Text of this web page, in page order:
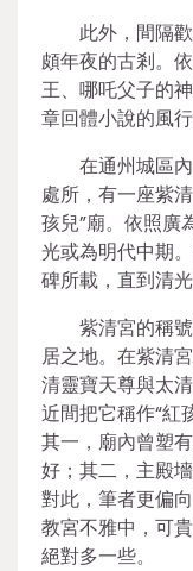
此外，間隔
頗年夜的古剎。
王、哪吒父子的
章回體小說的風行
在通州城區
處所，有一座紫
孩兒”廟。依照廣
光或為明代中期
碑所載，直到清
紫清宮的稱
居之地。在紫清
清靈寶天尊與太
近間把它稱作“紅
其一，廟內曾塑
好；其二，主殿
對此，筆者更偏
教宮不雅中，可
絕對多一些。